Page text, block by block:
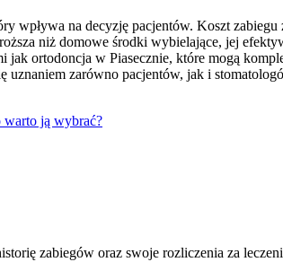
wpływa na decyzję pacjentów. Koszt
niż domowe środki wybielające, jej
ortodoncja w Piasecznie, które mogą
zarówno pacjentów, jak i
warto ją wybrać?
zabiegów oraz swoje rozliczenia za